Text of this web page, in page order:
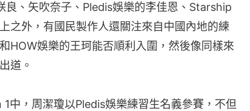
良、矢吹奈子、Pledis娛樂的李佳恩、Starship
之外，有國民製作人還關注來自中國內地的練
HOW娛樂的王珂能否順利入圍，然後像同樣來
道。
中，周潔瓊以Pledis娛樂練習生名義參賽，不但